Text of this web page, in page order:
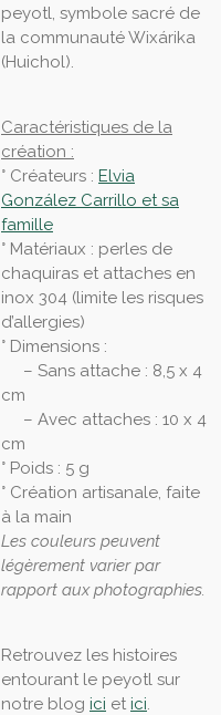
peyotl, symbole sacré de
la communauté Wixárika
(Huichol).
Caractéristiques de la
création :
° Créateurs : Elvia
González Carrillo et sa
famille
° Matériaux : perles de
chaquiras et attaches en
inox 304 (limite les risques
d’allergies)
° Dimensions :
– Sans attache : 8,5 x 4
cm
– Avec attaches : 10 x 4
cm
° Poids : 5 g
° Création artisanale, faite
à la main
Les couleurs peuvent
légèrement varier par
rapport aux photographies.
Retrouvez les histoires
entourant le peyotl sur
notre blog ici et ici.